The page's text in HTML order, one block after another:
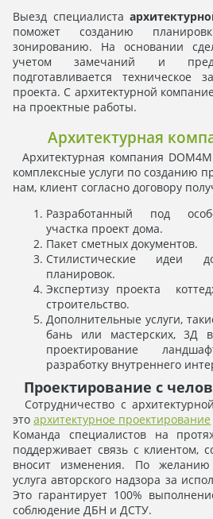
Выезд специалиста
поможет созданию
зонированию. На основании
учетом замечаний и
подготавливается техническое
проекта. С архитектурной
на проектные работы.
Архитектурная
Архитектурная компания
комплексные услуги по созданию
нам, клиент согласно договору
Разработанный под
участка проект дома.
Пакет сметных документов.
Стилистические идеи
планировок.
Экспертизу проекта
строительство.
Дополнительные услуги,
бань или мастерских, 3Д
проектирование
разработку внутреннего
Проектирование с
Сотрудничество с
этоархитектурное проектирование
Команда специалистов на
поддерживает связь с клиентом,
вносит изменения. По желанию
услуга авторского надзора за
Это гарантирует 100%
соблюдение ДБН и ДСТУ.